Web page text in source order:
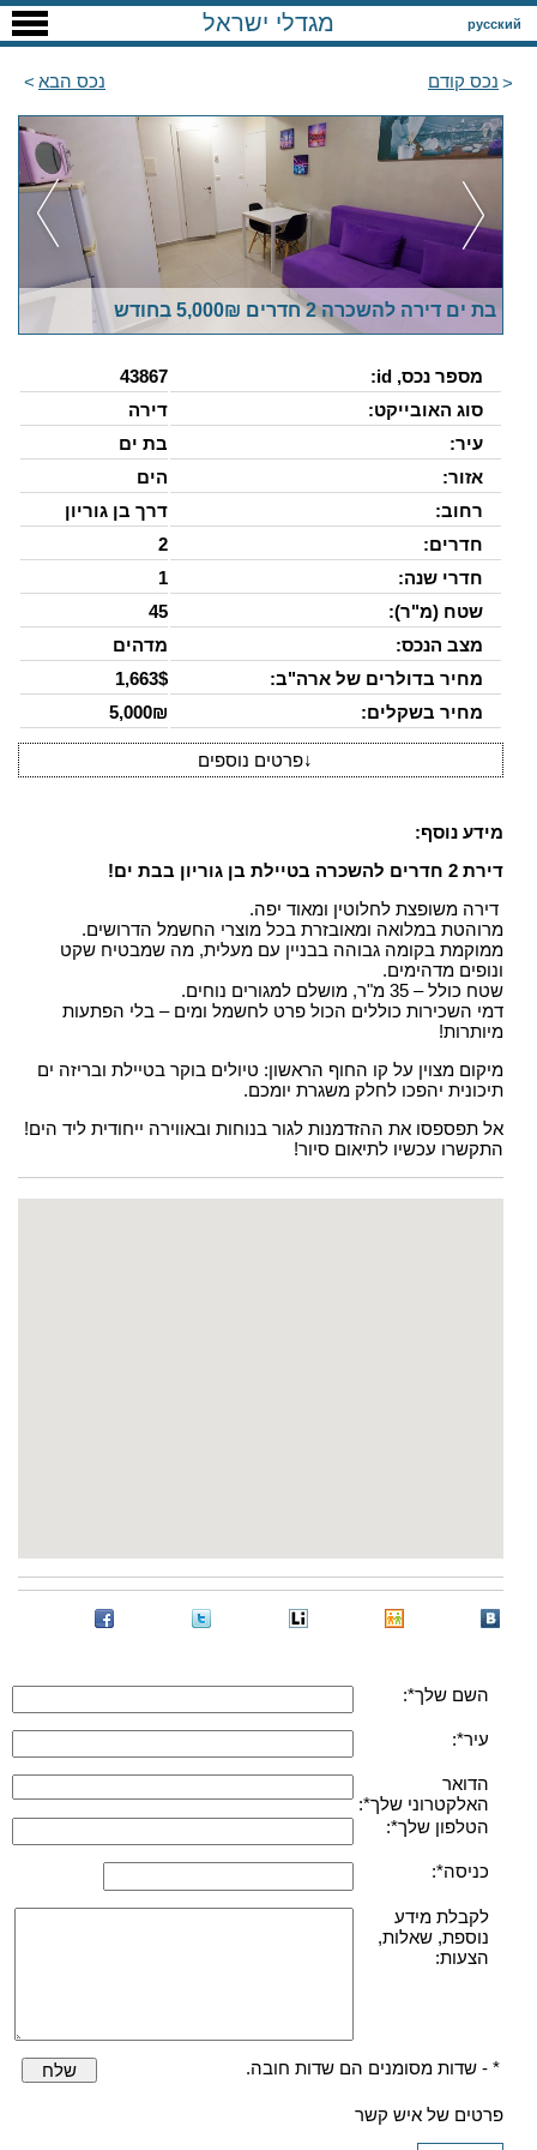
русский מגדלי ישראל
נכס קודם נכס הבא
בת ים דירה להשכרה 2 חדרים 5,000₪ בחודש
מספר נכס, id:
43867
סוג האובייקט:
דירה
עיר:
בת ים
אזור:
הים
רחוב:
דרך בן גוריון
חדרים:
2
חדרי שנה:
1
שטח (מ"ר):
45
מצב הנכס:
מדהים
מחיר בדולרים של ארה"ב:
1,663$
מחיר בשקלים:
5,000₪
↓פרטים נוספים
מידע נוסף:
דירת 2 חדרים להשכרה בטיילת בן גוריון בבת ים!
דירה משופצת לחלוטין ומאוד יפה.
מרוהטת במלואה ומאובזרת בכל מוצרי החשמל הדרושים.
ממוקמת בקומה גבוהה בבניין עם מעלית, מה שמבטיח שקט
ונופים מדהימים.
שטח כולל – 35 מ"ר, מושלם למגורים נוחים.
דמי השכירות כוללים הכול פרט לחשמל ומים – בלי הפתעות
מיותרות!
מיקום מצוין על קו החוף הראשון: טיולים בוקר בטיילת ובריזה ים
תיכונית יהפכו לחלק משגרת יומכם.
אל תפספסו את ההזדמנות לגור בנוחות ובאווירה ייחודית ליד הים!
התקשרו עכשיו לתיאום סיור!
השם שלך*:
עיר*:
הדואר
האלקטרוני שלך*:
הטלפון שלך*:
כניסה*:
לקבלת מידע
נוספת, שאלות,
הצעות:
* - שדות מסומנים הם שדות חובה. שלח
פרטים של איש קשר